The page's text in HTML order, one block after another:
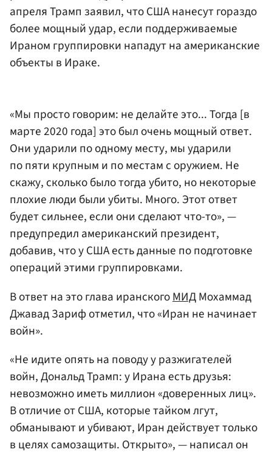
апреля Трамп заявил, что США нанесут гораздо
более мощный удар, если поддерживаемые
Ираном группировки нападут на американские
объекты в Ираке.
«Мы просто говорим: не делайте это... Тогда [в
марте 2020 года] это был очень мощный ответ.
Они ударили по одному месту, мы ударили
по пяти крупным и по местам с оружием. Не
скажу, сколько было тогда убито, но некоторые
плохие люди были убиты. Много. Этот ответ
будет сильнее, если они сделают что-то», —
предупредил американский президент,
добавив, что у США есть данные по подготовке
операций этими группировками.
В ответ на это глава иранскогоМИДМохаммад
Джавад Зариф отметил, что «Иран не начинает
войн».
«Не идите опять на поводу у разжигателей
войн, Дональд Трамп: у Ирана есть друзья:
невозможно иметь миллион «доверенных лиц».
В отличие от США, которые тайком лгут,
обманывают и убивают, Иран действует только
в целях самозащиты. Открыто», — написал он